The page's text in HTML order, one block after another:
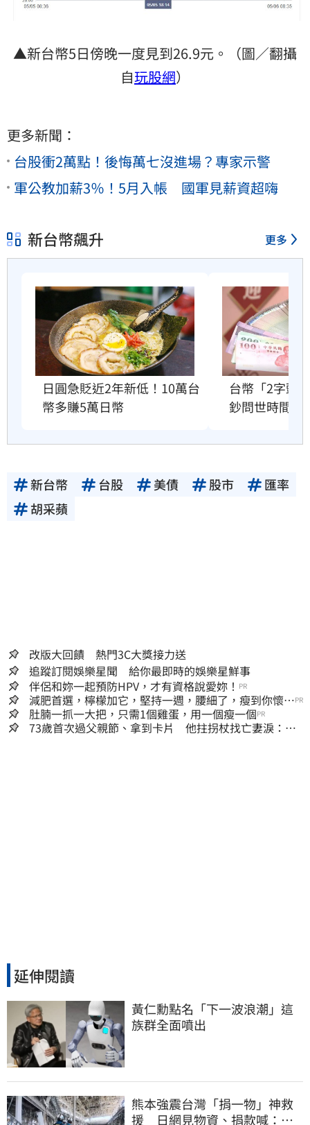
▲新台幣5日傍晚一度見到26.9元。（圖／翻攝
自玩股網）
更多新聞：
台股衝2萬點！後悔萬七沒進場？專家示警
軍公教加薪3％！5月入帳 國軍見薪資超嗨
新台幣飆升 更多
日圓急貶近2年新低！10萬台
幣多賺5萬日幣
台幣「2字頭
鈔問世時間曝
新台幣 台股 美債 股市
匯率
胡采蘋
改版大回饋 熱門3C大獎接力送
追蹤訂閱娛樂星聞 給你最即時的娛樂星鮮事
伴侶和妳一起預防HPV，才有資格說愛妳！ PR
減肥首選，檸檬加它，堅持一週，腰細了，瘦到你懷疑
人生
PR
肚腩一抓一大把，只需1個雞蛋，用一個瘦一個PR
73歲首次過父親節、拿到卡片 他拄拐杖找亡妻淚：今
延伸閱讀
黃仁勳點名「下一波浪潮」這
族群全面噴出
熊本強震台灣「捐一物」神救
援 日網見物資、捐款喊：給